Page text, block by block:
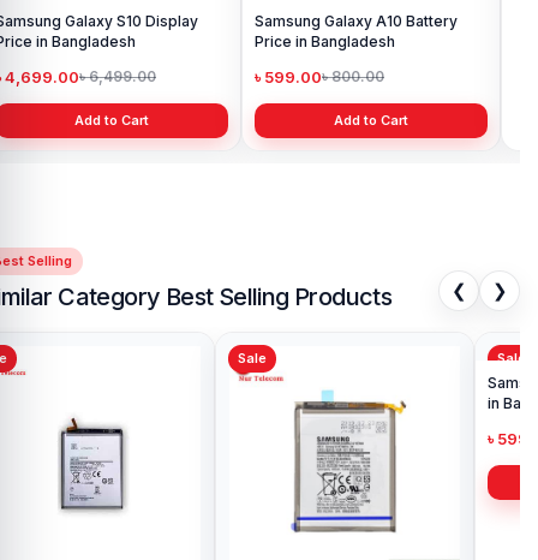
Galaxy S10 Display
in Bangladesh
4,699.00৳ 6,499.00
Add to Cart
Samsung Galaxy A10 Battery
Price in Bangladesh
৳ 599.00৳ 800.00
Add to Cart
Selling
Category Best Selling Products ❮ ❯
Sale Sale
৳